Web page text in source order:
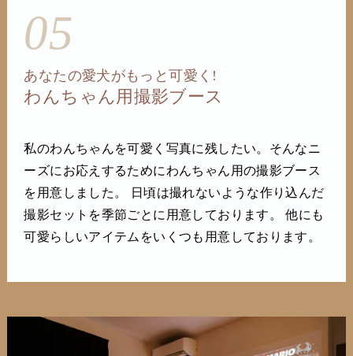
05
あなたの愛犬がもっと可愛く!
わんちゃん用撮影ブース
私のわんちゃんを可愛く写真に残したい。そんなニ
ーズにお応えするためにわんちゃん用の撮影ブース
を用意しました。 日頃は撮れないような作り込んだ
撮影セットを季節ごとに用意しております。 他にも
可愛らしいアイテムをいくつも用意しております。